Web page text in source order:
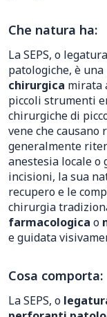
Che natura ha:
La SEPS, o
patologiche, è
chirurgica mirata
piccoli strumenti
chirurgiche di
vene che causano
generalmente
anestesia locale o
incisioni, la sua
recupero e le
chirurgia
farmacologica o
e guidata
Cosa comporta:
La SEPS, o